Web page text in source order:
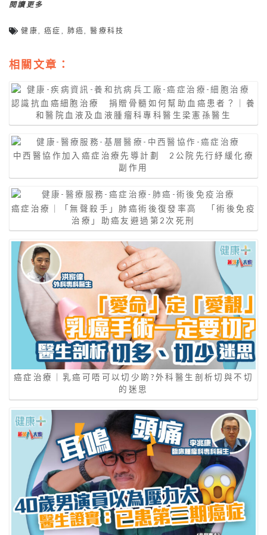
閱讀更多
健康,癌症 , 肺癌,醫療科技
相關文章：
認識抗血癌細胞治療 捐贈骨髓如何幫助血癌患者？｜養
和醫院血液及血液腫瘤科專科醫生梁憲孫醫生
中西醫協作加入癌症治療先導計劃 2公院先行紓緩化療
副作用
癌症治療｜「無聲殺手」肺癌術後復發率高 「術後免疫
治療」助癌友避過第2次死刑
癌症治療｜乳癌可唔可以切少啲?外科醫生剖析切與不切
的迷思